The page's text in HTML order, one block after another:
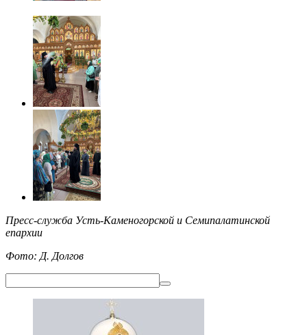
Пресс-служба Усть-Каменогорской и Семипалатинской
епархии
Фото: Д. Долгов